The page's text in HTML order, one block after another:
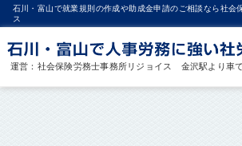
石川・富山で就業規則の作成や助成金申請のご相談なら社会
ス
運営：社会保険労務士事務所リジョイス 金沢駅より車